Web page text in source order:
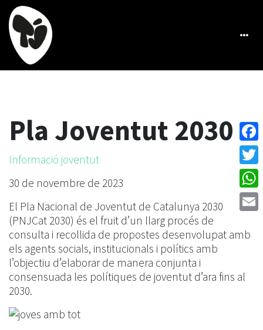
Pla Joventut 2030
Informació joventut
30 de novembre de 2023
El Pla Nacional de Joventut de Catalunya 2030
(PNJCat 2030) és el fruit d’un llarg procés de
consulta i recollida de propostes desenvolupat amb
els agents socials, institucionals i polítics amb
l’objectiu d’elaborar de manera conjunta i
consensuada les polítiques de joventut d’ara fins al
2030.